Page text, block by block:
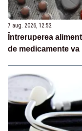
7 aug. 2026, 12:52
Întreruperea
de medicamente